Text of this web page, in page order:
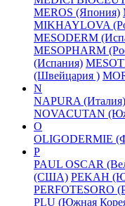
MEROS (Япония)
MIKHAYLOVA
MESODERM
MESOPHARM
(Испания)
(Швейцария )
N
NAPURA (Италия)
NOVACUTAN
O
OLIGODERMIE
P
PAUL OSCAR
(США) PEKAH
PERFOTESORO
PLU (Южная